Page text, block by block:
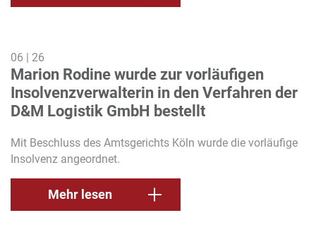
06 26
Marion Rodine wurde zur vorläufigen
Insolvenzverwalterin in den Verfahren der
D&M Logistik GmbH bestellt
Mit Beschluss des Amtsgerichts Köln wurde die vorläufige
Insolvenz angeordnet.
Mehr lesen